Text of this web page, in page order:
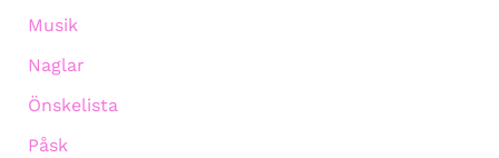
Musik
Naglar
Önskelista
Påsk